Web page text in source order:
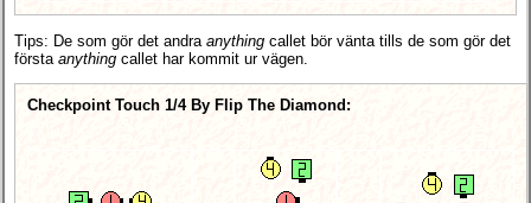
Tips: De som gör det andra anything callet bör vänta tills de som gör det
första anything callet har kommit ur vägen.
Checkpoint Touch 1/4 By Flip The Diamond: